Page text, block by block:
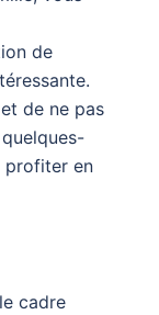
de
de ne pas
profiter en
cadre